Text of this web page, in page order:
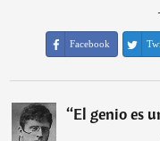
Facebook
“El genio es